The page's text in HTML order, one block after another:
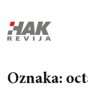
Razgovori
Oznaka: